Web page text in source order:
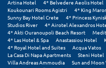
Σχοινούσα
Τ
Τζουμέρκα
Artina Hotel
4* Belvedere Aeolis Hotel
Koukounari Rooms Agistri
4* King
Sunny Bay Hotel Crete
4* Princess
Studios River
4* Airotel Alexandros
4* Akti Ouranoupoli Beach Resort
4* Las Hotel & Spa
Anastassiou Hotel
4* Royal Hotel and Suites
Acqua Vatos
La Casa Di Napa Apartments
Steni Hotel
Villa Andreas Ammoudia
Sun and Moon